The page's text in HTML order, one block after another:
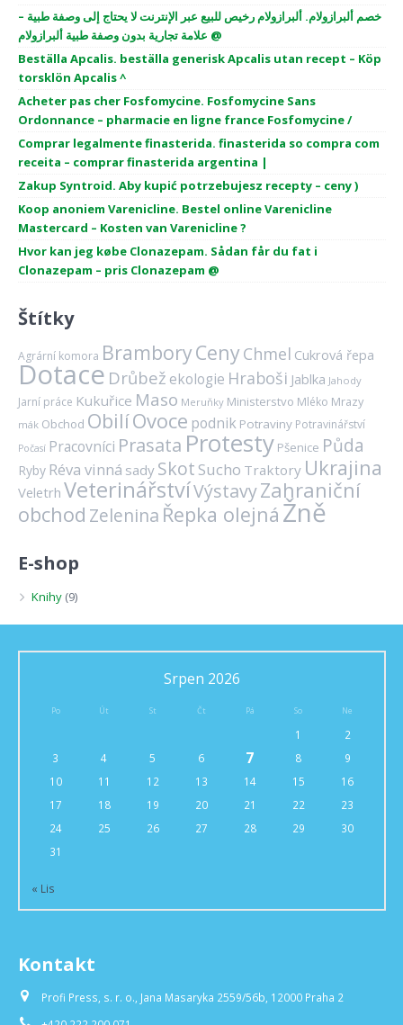
خصم ألبرازولام. ألبرازولام رخيص للبيع عبر الإنترنت لا يحتاج إلى وصفة طبية –
علامة تجارية بدون وصفة طبية ألبرازولام @
Beställa Apcalis. beställa generisk Apcalis utan recept – Köp
torsklön Apcalis ^
Acheter pas cher Fosfomycine. Fosfomycine Sans
Ordonnance – pharmacie en ligne france Fosfomycine /
Comprar legalmente finasterida. finasterida so compra com
receita – comprar finasterida argentina |
Zakup Syntroid. Aby kupić potrzebujesz recepty – ceny )
Koop anoniem Varenicline. Bestel online Varenicline
Mastercard – Kosten van Varenicline ?
Hvor kan jeg købe Clonazepam. Sådan får du fat i
Clonazepam – pris Clonazepam @
Štítky
Agrární komora BramboryCenyChmel Cukrová řepa
Dotace Drůbež ekologie Hraboši Jablka Jahody
Jarní práce Kukuřice Maso Meruňky Ministerstvo Mléko Mrazy
mák Obchod ObilíOvoce podnik Potraviny Potravinářství
Počasí Pracovníci Prasata Protesty Pšenice Půda
Ryby Réva vinná sady Skot Sucho Traktory Ukrajina
Veletrh VeterinářstvíVýstavyZahraniční
obchod Zelenina Řepka olejná Žně
E-shop
Knihy (9)
Srpen 2026
Po Út St Čt Pá So Ne
1
2
3
4 5 6 7 8
9
10
11 12 13 14 15
16
17
18 19 20 21 22
23
24
25 26 27 28 29
30
31
« Lis
Kontakt
Profi Press, s. r. o., Jana Masaryka 2559/56b, 12000 Praha 2